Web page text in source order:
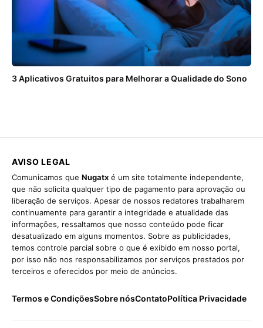
3 Aplicativos Gratuitos para Melhorar a Qualidade do Sono
AVISO LEGAL
Comunicamos que Nugatx é um site totalmente independente,
que não solicita qualquer tipo de pagamento para aprovação ou
liberação de serviços. Apesar de nossos redatores trabalharem
continuamente para garantir a integridade e atualidade das
informações, ressaltamos que nosso conteúdo pode ficar
desatualizado em alguns momentos. Sobre as publicidades,
temos controle parcial sobre o que é exibido em nosso portal,
por isso não nos responsabilizamos por serviços prestados por
terceiros e oferecidos por meio de anúncios.
Termos e CondiçõesSobre nósContatoPolítica Privacidade